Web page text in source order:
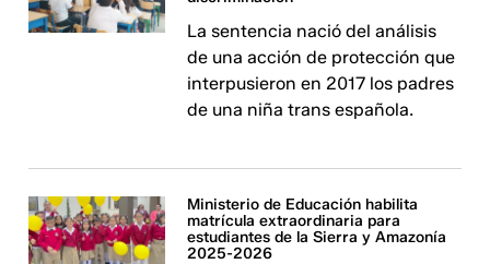
La sentencia nació del análisis
de una acción de protección que
interpusieron en 2017 los padres
de una niña trans española.
Ministerio de Educación habilita
matrícula extraordinaria para
estudiantes de la Sierra y Amazonía
2025-2026